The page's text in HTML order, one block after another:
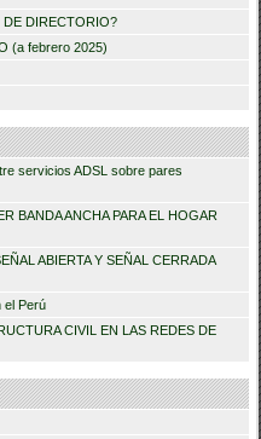
DE DIRECTORIO?
(a febrero 2025)
servicios ADSL sobre pares
BANDA ANCHA PARA EL HOGAR
ABIERTA Y SEÑAL CERRADA
el Perú
CIVIL EN LAS REDES DE